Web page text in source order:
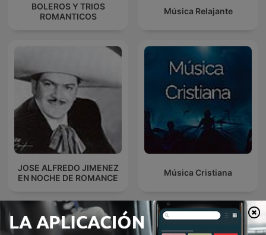
BOLEROS Y TRIOS
ROMANTICOS
Música Relajante
JOSE ALFREDO JIMENEZ
EN NOCHE DE ROMANCE
Música Cristiana